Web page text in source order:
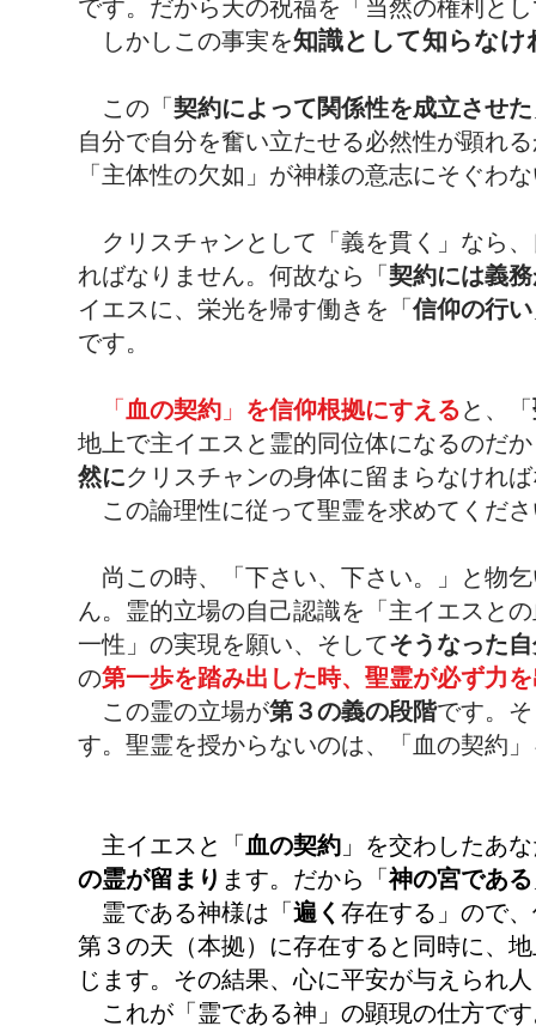
です。だから天の祝福を「当然の権利と
しかしこの事実を知識として知らな
この「契約によって関係性を成立させた
自分で自分を奮い立たせる必然性が顕れ
「主体性の欠如」が神様の意志にそぐわ
クリスチャンとして「義を貫く」なら、
ればなりません。何故なら「契約には義
イエスに、栄光を帰す働きを「信仰の行い
です。
「血の契約 」 を信仰根拠にすえると、「
地上で主イエスと霊的同位体になるのだ
然にクリスチャンの身体に留まらなけれ
この論理性に従って聖霊を求めてくだ
尚この時、「下さい、下さい。」と物
ん。霊的立場の自己認識を「主イエスと
一性」の実現を願い、そしてそうなった
の第一歩を踏み出した時、聖霊が必ず力
この霊の立場が第３の義の段階です。
す。聖霊を授からないのは、「血の契約
主イエスと「血の契約 」を交わしたあ
の霊が留まり ます。だから「神の宮である
霊である神様は「遍く 存在する」ので
第３の天（本拠）に存在すると同時に、
じます。その結果、心に平安が与えられ
これが「霊である神」の顕現の仕方で